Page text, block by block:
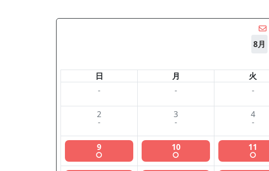
8月
日 月 火
-
- -
2
-
3
-
4
-
9
○
10
○
11
○